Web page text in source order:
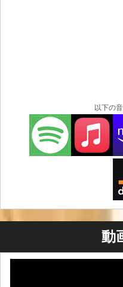
以下の
動